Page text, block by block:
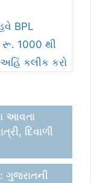
BPL
રૂ. 1000 થી
અહિં કલીક કરો
આવતા
દિવાળી
ગુજરાતની